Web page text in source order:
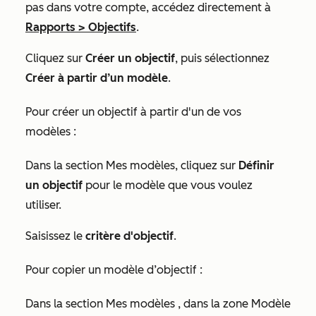
pas dans votre compte, accédez directement à
Rapports > Objectifs.
Cliquez sur Créer un objectif, puis sélectionnez
Créer à partir d’un modèle.
Pour créer un objectif à partir d'un de vos
modèles :
Dans la section Mes modèles, cliquez sur Définir
un objectif pour le modèle que vous voulez
utiliser.
Saisissez le critère d'objectif.
Pour copier un modèle d’objectif :
Dans la section Mes modèles , dans la zone Modèle